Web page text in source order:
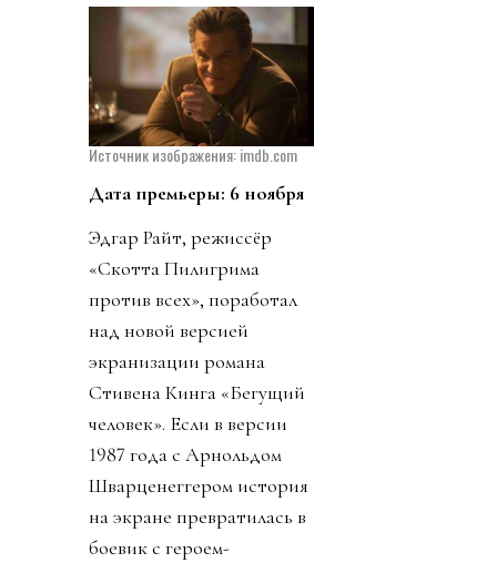
Источник изображения: imdb.com
Дата премьеры: 6 ноября
Эдгар Райт, режиссёр
«Скотта Пилигрима
против всех», поработал
над новой версией
экранизации романа
Стивена Кинга «Бегущий
человек». Если в версии
1987 года с Арнольдом
Шварценеггером история
на экране превратилась в
боевик с героем-